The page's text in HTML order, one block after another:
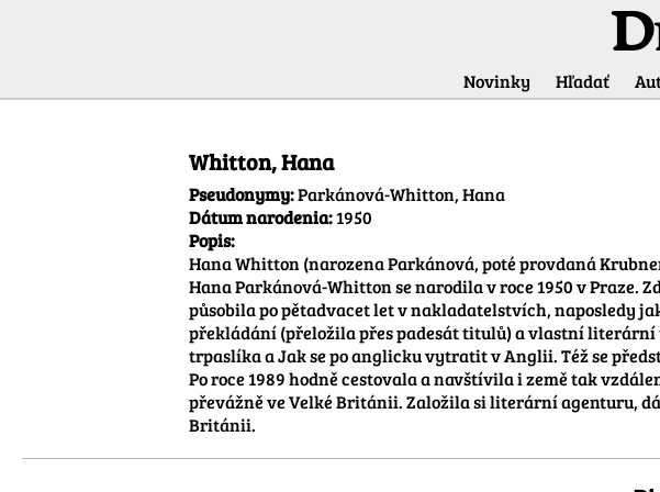
Novinky Hľadať
Whitton, Hana
Pseudonymy:Parkánová-Whitton, Hana
Dátum narodenia:1950
Popis:
Hana Whitton (narozena Parkánová, poté provdaná
Hana Parkánová-Whitton se narodila v roce 1950 v
působila po pětadvacet let v nakladatelstvích, naposledy
překládání (přeložila přes padesát titulů) a vlastní literární
trpaslíka a Jak se po anglicku vytratit v Anglii. Též se
Po roce 1989 hodně cestovala a navštívila i země tak
převážně ve Velké Británii. Založila si literární agenturu,
Británii.